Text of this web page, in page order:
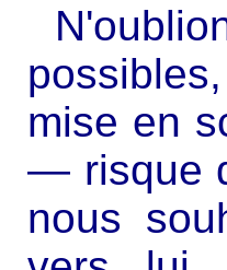
mise en
— risque
nous